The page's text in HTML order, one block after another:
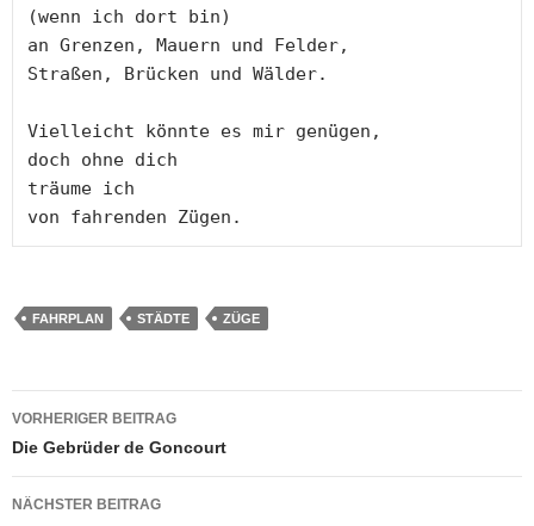
(wenn ich dort bin)
an Grenzen, Mauern und Felder,
Straßen, Brücken und Wälder.
Vielleicht könnte es mir genügen,
doch ohne dich
träume ich
von fahrenden Zügen.
FAHRPLAN STÄDTE ZÜGE
Beitragsnavigation
VORHERIGER BEITRAG
Die Gebrüder de Goncourt
NÄCHSTER BEITRAG